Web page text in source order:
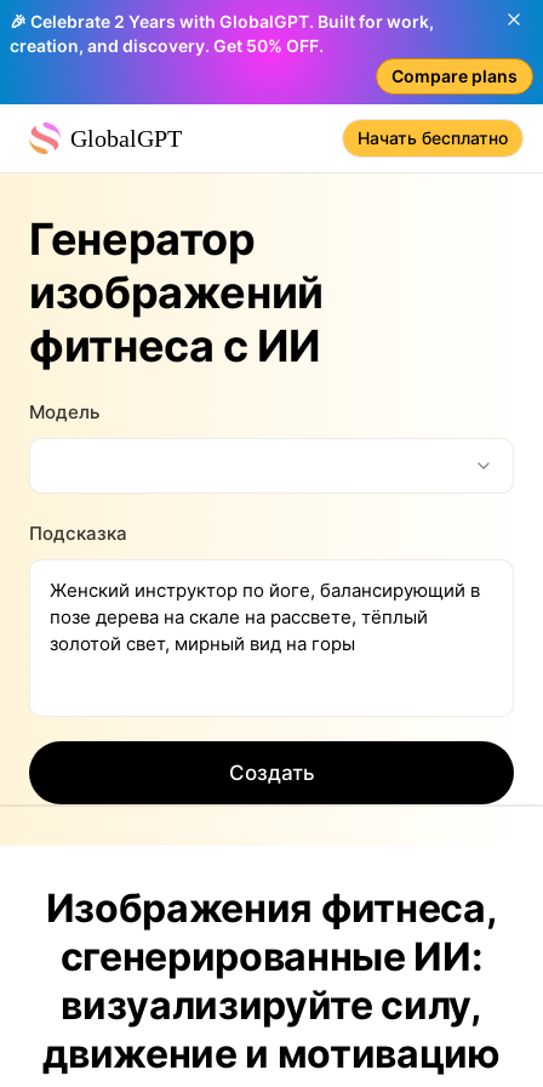
🎉 Celebrate 2 Years with GlobalGPT. Built for work,
creation, and discovery. Get 50% OFF.
Compare plans
GlobalGPT Начать бесплатно
Генератор
изображений
фитнеса с ИИ
Модель
Подсказка
Создать
Изображения фитнеса,
сгенерированные ИИ:
визуализируйте силу,
движение и мотивацию